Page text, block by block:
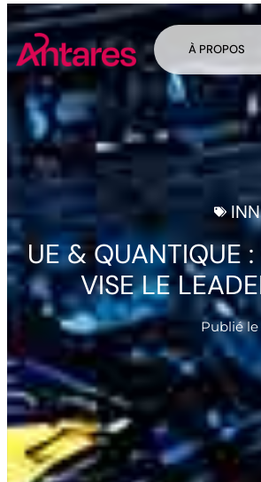
À PROPOS
UE & QUANTIQUE
VISE LE
Publié le